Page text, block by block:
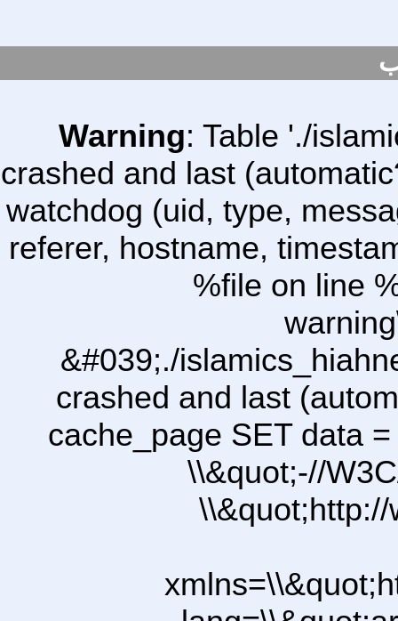
Warning: Table './
crashed and last
watchdog (uid, type,
referer, hostname,
%file on line
&#039;./
crashed and last
cache_page SET data
\\&quot;-//